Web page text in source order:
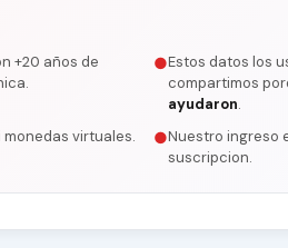
+20 años de
●Estos datos los
compartimos
ayudaron.
monedas virtuales.
●Nuestro ingreso
suscripcion.